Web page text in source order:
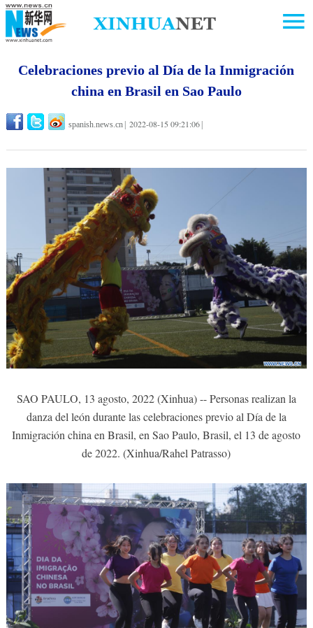
Celebraciones previo al Día de la Inmigración
china en Brasil en Sao Paulo
spanish.news.cn 2022-08-15 09:21:06
SAO PAULO, 13 agosto, 2022 (Xinhua) -- Personas realizan la
danza del león durante las celebraciones previo al Día de la
Inmigración china en Brasil, en Sao Paulo, Brasil, el 13 de agosto
de 2022. (Xinhua/Rahel Patrasso)